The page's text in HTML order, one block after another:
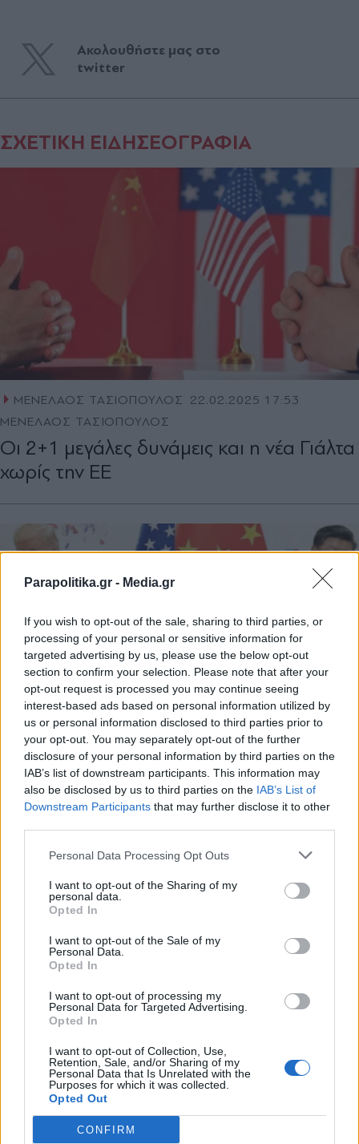
Parapolitika.gr - Media.gr
If you wish to opt-out of the sale, sharing to third parties, or
processing of your personal or sensitive information for
targeted advertising by us, please use the below opt-out
section to confirm your selection. Please note that after your
opt-out request is processed you may continue seeing
interest-based ads based on personal information utilized by
us or personal information disclosed to third parties prior to
your opt-out. You may separately opt-out of the further
disclosure of your personal information by third parties on the
IAB’s list of downstream participants. This information may
also be disclosed by us to third parties on the IAB’s List of
Downstream Participants that may further disclose it to other
Personal Data Processing Opt Outs
I want to opt-out of the Sharing of my
personal data.
Opted In
I want to opt-out of the Sale of my
Personal Data.
Opted In
I want to opt-out of processing my
Personal Data for Targeted Advertising.
Opted In
I want to opt-out of Collection, Use,
Retention, Sale, and/or Sharing of my
Personal Data that Is Unrelated with the
Purposes for which it was collected.
Opted Out
CONFIRM
Ακολουθήστε μας στο
twitter
ΣΧΕΤΙΚΗ ΕΙΔΗΣΕΟΓΡΑΦΙΑ
ΜΕΝΕΛΑΟΣ ΤΑΣΙΟΠΟΥΛΟΣ
22.02.2025 17:53
ΜΕΝΕΛΑΟΣ ΤΑΣΙΟΠΟΥΛΟΣ
Οι 2+1 µεγάλες δυνάµεις και η νέα Γιάλτα
χωρίς την ΕΕ
ΜΕΝΕΛΑΟΣ ΤΑΣΙΟΠΟΥΛΟΣ 12.11.2024 12:48
ΜΕΝΕΛΑΟΣ ΤΑΣΙΟΠΟΥΛΟΣ
H γεωπολιτική θα καθορίσει την
οικονοµία - Οι ΗΠΑ και η Κίνα
ΜΕΝΕΛΑΟΣ ΤΑΣΙΟΠΟΥΛΟΣ
Εγγραφή στο newsletter
Αποδέχομαι τους
και την πολιτική απορρήτου
X